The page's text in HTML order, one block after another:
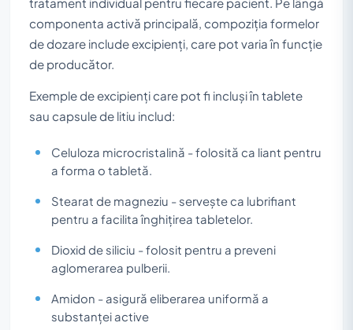
componenta activă principală, compoziția formelor
de dozare include excipienți, care pot varia în funcție
de producător.
Exemple de excipienți care pot fi incluși în tablete
sau capsule de litiu includ:
Celuloza microcristalină - folosită ca liant pentru
a forma o tabletă.
Stearat de magneziu - servește ca lubrifiant
pentru a facilita înghițirea tabletelor.
Dioxid de siliciu - folosit pentru a preveni
aglomerarea pulberii.
Amidon - asigură eliberarea uniformă a
substanței active